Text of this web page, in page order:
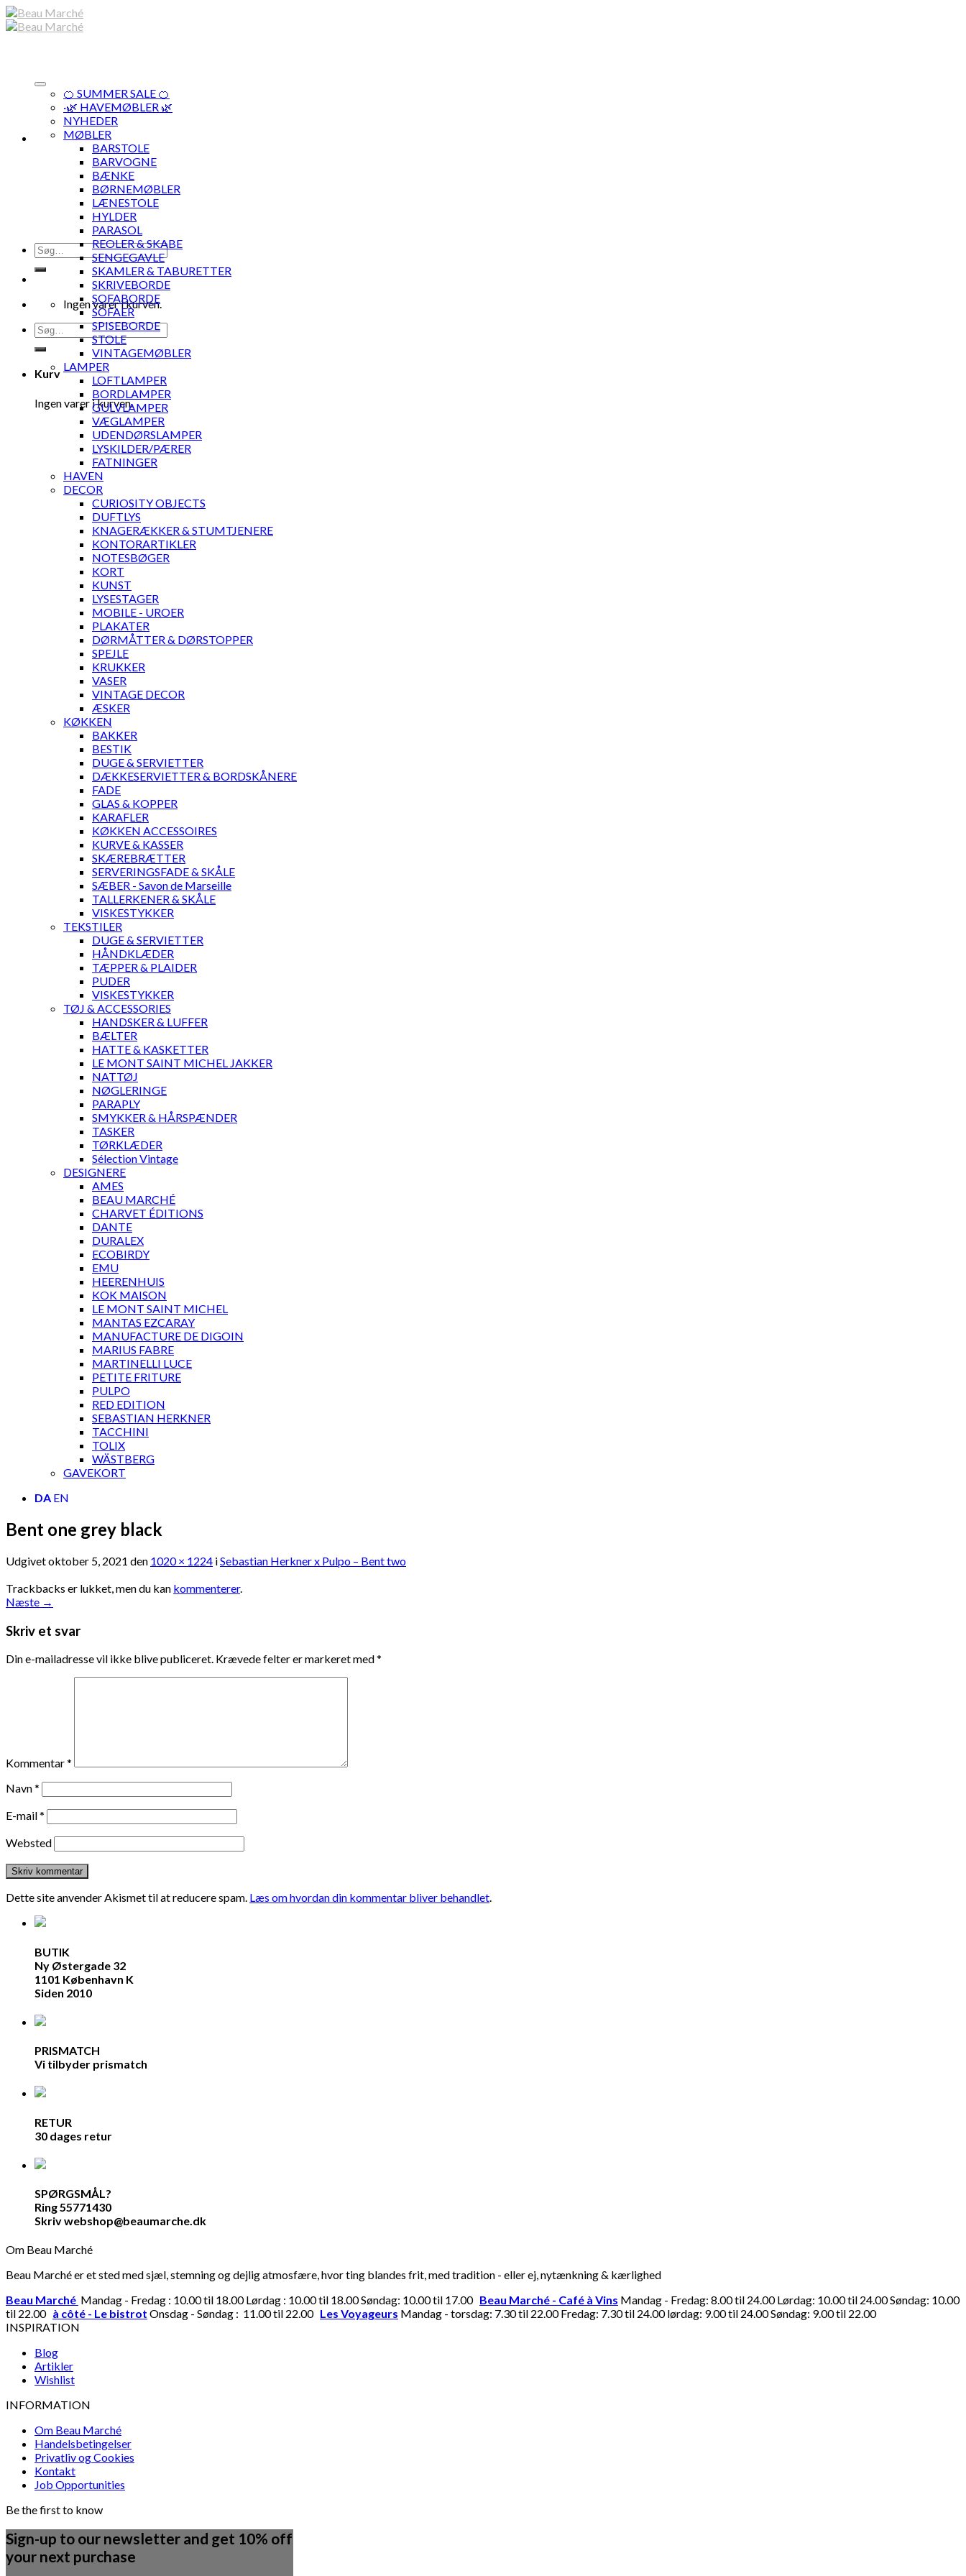
Skip
to
Søg
efter:
Ingen varer i kurven.
Søg
efter:
Kurv
Ingen varer i kurven.
🍊 SUMMER SALE 🍊
·🌿 HAVEMØBLER 🌿
NYHEDER
MØBLER
BARSTOLE
BARVOGNE
BÆNKE
BØRNEMØBLER
LÆNESTOLE
HYLDER
PARASOL
REOLER & SKABE
SENGEGAVLE
SKAMLER & TABURETTER
SKRIVEBORDE
SOFABORDE
SOFAER
SPISEBORDE
STOLE
VINTAGEMØBLER
LAMPER
LOFTLAMPER
BORDLAMPER
GULVLAMPER
VÆGLAMPER
UDENDØRSLAMPER
LYSKILDER/PÆRER
FATNINGER
HAVEN
DECOR
CURIOSITY OBJECTS
DUFTLYS
KNAGERÆKKER & STUMTJENERE
KONTORARTIKLER
NOTESBØGER
KORT
KUNST
LYSESTAGER
MOBILE - UROER
PLAKATER
DØRMÅTTER & DØRSTOPPER
SPEJLE
KRUKKER
VASER
VINTAGE DECOR
ÆSKER
KØKKEN
BAKKER
BESTIK
DUGE & SERVIETTER
DÆKKESERVIETTER & BORDSKÅNERE
FADE
GLAS & KOPPER
KARAFLER
KØKKEN ACCESSOIRES
KURVE & KASSER
SKÆREBRÆTTER
SERVERINGSFADE & SKÅLE
SÆBER - Savon de Marseille
TALLERKENER & SKÅLE
VISKESTYKKER
TEKSTILER
DUGE & SERVIETTER
HÅNDKLÆDER
TÆPPER & PLAIDER
PUDER
VISKESTYKKER
TØJ & ACCESSORIES
HANDSKER & LUFFER
BÆLTER
HATTE & KASKETTER
LE MONT SAINT MICHEL JAKKER
NATTØJ
NØGLERINGE
PARAPLY
SMYKKER & HÅRSPÆNDER
TASKER
TØRKLÆDER
Sélection Vintage
DESIGNERE
AMES
BEAU MARCHÉ
CHARVET ÉDITIONS
DANTE
DURALEX
ECOBIRDY
EMU
HEERENHUIS
KOK MAISON
LE MONT SAINT MICHEL
MANTAS EZCARAY
MANUFACTURE DE DIGOIN
MARIUS FABRE
MARTINELLI LUCE
PETITE FRITURE
PULPO
RED EDITION
SEBASTIAN HERKNER
TACCHINI
TOLIX
WÄSTBERG
GAVEKORT
DA EN
Bent one grey black
Udgivetoktober 5, 2021 den 1020 × 1224 iSebastian Herkner x Pulpo – Bent two
Trackbacks er lukket, men du kan kommenterer.
Næste →
Skriv et svar
Din e-mailadresse vil ikke blive publiceret. Krævede felter er markeret med*
Kommentar*
Navn*
E-mail*
Websted
Dette site anvender Akismet til at reducere spam. Læs om hvordan din kommentar bliver behandlet.
BUTIK
Ny Østergade 32
1101 København K
Siden 2010
PRISMATCH
Vi tilbyder prismatch
RETUR
30 dages retur
SPØRGSMÅL?
Ring 55771430
Skriv webshop@beaumarche.dk
Om Beau Marché
Beau Marché er et sted med sjæl, stemning og dejlig atmosfære, hvor ting blandes frit, med tradition - eller ej, nytænkning & kærlighed
Beau Marché Mandag - Fredag : 10.00 til 18.00 Lørdag : 10.00 til 18.00 Søndag: 10.00 til 17.00 Beau Marché - Café à Vins Mandag - Fredag: 8.00 til 24.00 Lørdag: 10.00 til 24.00 Søndag: 10.00
til 22.00 à côté - Le bistrot Onsdag - Søndag : 11.00 til 22.00 Les Voyageurs Mandag - torsdag: 7.30 til 22.00 Fredag: 7.30 til 24.00 lørdag: 9.00 til 24.00 Søndag: 9.00 til 22.00
INSPIRATION
Blog
Artikler
Wishlist
INFORMATION
Om Beau Marché
Handelsbetingelser
Privatliv og Cookies
Kontakt
Job Opportunities
Be the first to know
Sign-up to our newsletter and get 10% off
your next purchase